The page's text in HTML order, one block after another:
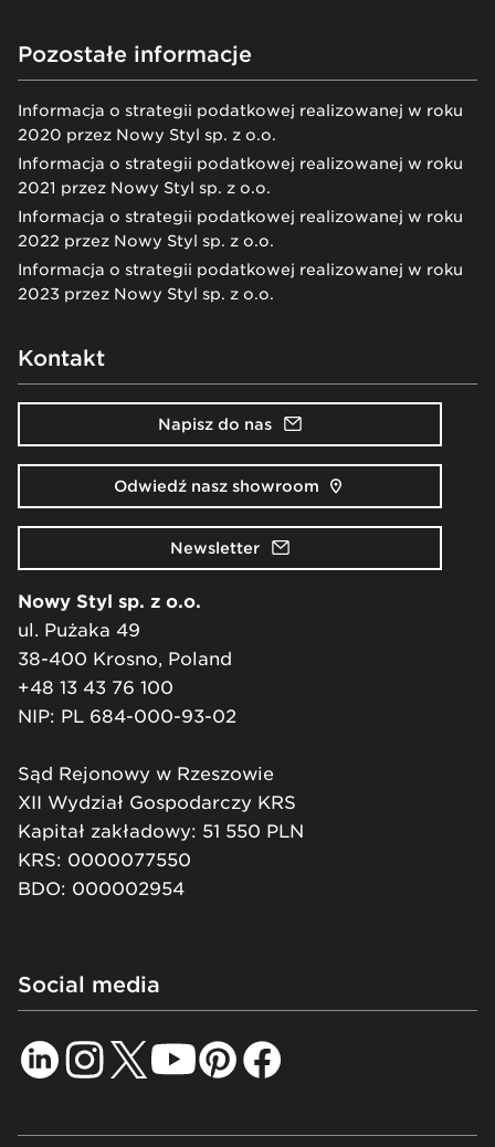
Pozostałe informacje
Informacja o strategii podatkowej realizowanej w roku
2020 przez Nowy Styl sp. z o.o.
Informacja o strategii podatkowej realizowanej w roku
2021 przez Nowy Styl sp. z o.o.
Informacja o strategii podatkowej realizowanej w roku
2022 przez Nowy Styl sp. z o.o.
Informacja o strategii podatkowej realizowanej w roku
2023 przez Nowy Styl sp. z o.o.
Kontakt
Napisz do nas
Odwiedź nasz showroom
Newsletter
Nowy Styl sp. z o.o.
ul. Pużaka 49
38-400 Krosno, Poland
+48 13 43 76 100
NIP: PL 684-000-93-02
Sąd Rejonowy w Rzeszowie
XII Wydział Gospodarczy KRS
Kapitał zakładowy: 51 550 PLN
KRS: 0000077550
BDO: 000002954
Social media